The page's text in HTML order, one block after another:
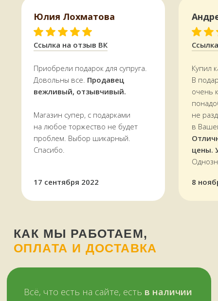
Купил
В
очень
не
в
цены.
Приобрели подарок для супруга.
Довольны все. Продавец
вежливый, отзывчивый.
Магазин супер, с подарками
на любое торжество не будет
проблем. Выбор шикарный.
Спасибо.
Ссылка на отзыв ВК
Юлия Лохматова
17 сентября 2022 8
Оплатить можно и наличными,
и в выходные — ежедневно